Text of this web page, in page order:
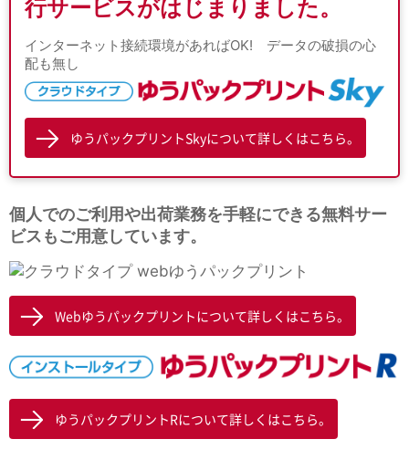
行サービスがはじまりました。
インターネット接続環境があればOK! データの破損の心
配も無し
ゆうパックプリントSkyについて詳しくはこちら。
個人でのご利用や出荷業務を手軽にできる無料サー
ビスもご用意しています。
Webゆうパックプリントについて詳しくはこちら。
ゆうパックプリントRについて詳しくはこちら。